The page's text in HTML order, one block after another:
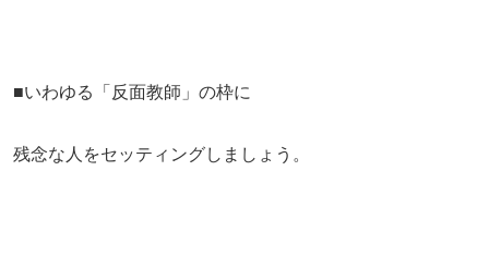
■いわゆる「反面教師」の枠に
残念な人をセッティングしましょう。